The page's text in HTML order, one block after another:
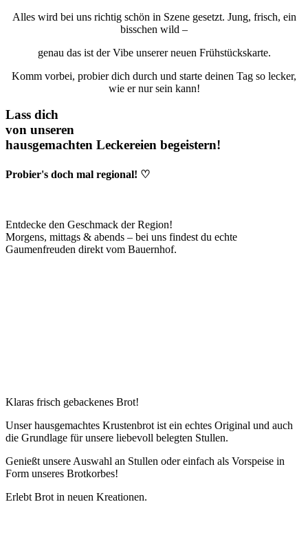
Alles wird bei uns richtig schön in Szene gesetzt. Jung, frisch, ein
bisschen wild –
genau das ist der Vibe unserer neuen Frühstückskarte.
Komm vorbei, probier dich durch und starte deinen Tag so lecker,
wie er nur sein kann!
Lass dich
von unseren
hausgemachten Leckereien begeistern!
Probier's doch mal regional! ♡
Entdecke den Geschmack der Region!
Morgens, mittags & abends – bei uns findest du echte
Gaumenfreuden direkt vom Bauernhof.
Klaras frisch gebackenes Brot!
Unser hausgemachtes Krustenbrot ist ein echtes Original und auch
die Grundlage für unsere liebevoll belegten Stullen.
Genießt unsere Auswahl an Stullen oder einfach als Vorspeise in
Form unseres Brotkorbes!
Erlebt Brot in neuen Kreationen.